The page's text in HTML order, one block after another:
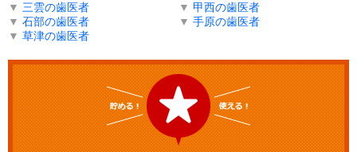
▼ 三雲の歯医者 ▼ 甲西の歯医者
▼ 石部の歯医者 ▼ 手原の歯医者
▼ 草津の歯医者